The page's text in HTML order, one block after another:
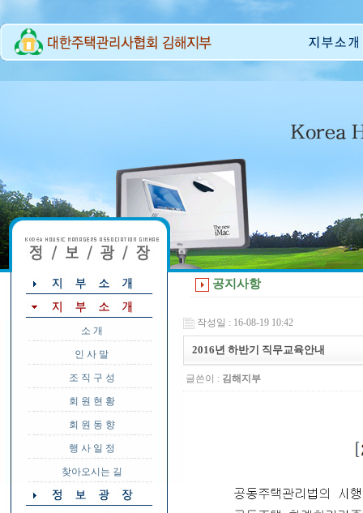
소 개
인 사 말
조 직 구 성
회 원 현 황
회 원 동 향
행 사 일 정
찾아오시는 길
공지사항
작성일 : 16-08-19 10:42
2016년 하반기 직무교육안내
글쓴이 : 김해지부